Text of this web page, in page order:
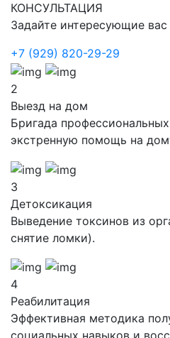
КОНСУЛЬТАЦИЯ
Задайте интересующие
+7 (929) 820-29-29
2
Выезд на дом
Бригада
экстренную помощь на
3
Детоксикация
Выведение токсинов из
снятие ломки).
4
Реабилитация
Эффективная методика